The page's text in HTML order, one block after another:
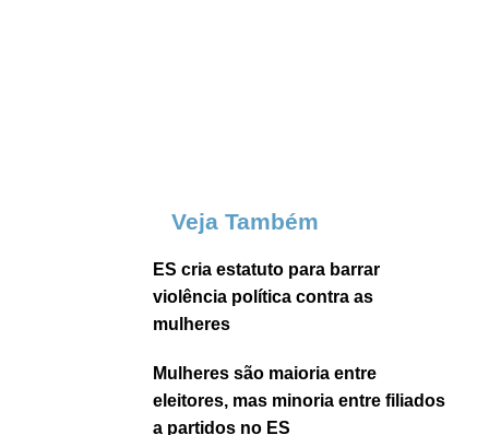
Veja Também
ES cria estatuto para barrar
violência política contra as
mulheres
Mulheres são maioria entre
eleitores, mas minoria entre filiados
a partidos no ES